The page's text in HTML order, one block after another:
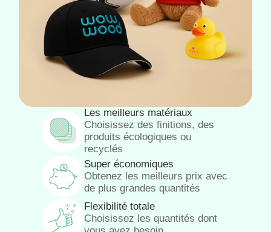
Les meilleurs matériaux
Choisissez des finitions, des
produits écologiques ou
recyclés
Super économiques
Obtenez les meilleurs prix avec
de plus grandes quantités
Flexibilité totale
Choisissez les quantités dont